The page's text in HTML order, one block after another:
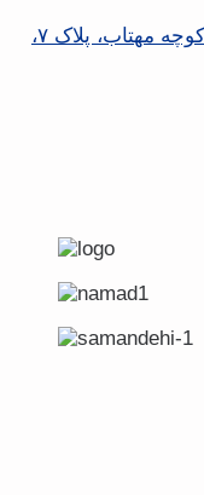
تهران، خ سهروردی، خ خرمشهر، کوچه مهتاب، پلاک ۷،